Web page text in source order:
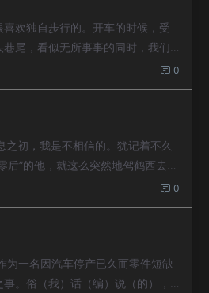
欢独自步行的。开车的时候，受
尾，看似无所事事的同时，我们
0
初，我是不相信的。犹记着不久
”的他，就这么突然地驾鹤西去，
0
为一名因汽车停产已久而零件短缺
。俗（我）话（编）说（的），